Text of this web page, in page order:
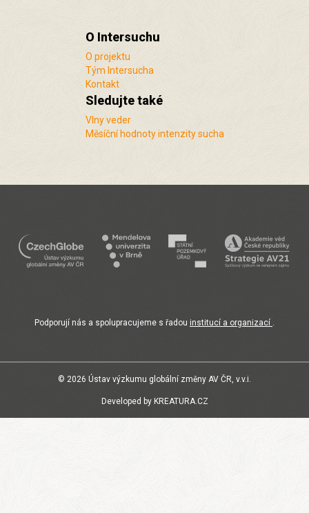
O Intersuchu
O projektu
Tým Intersucha
Kontakt
Sledujte také
Vlny veder
Měsíční hodnoty intenzity sucha
Podporují nás a spolupracujeme s řadou institucí a organizací
© 2026 Ústav výzkumu globální změny AV ČR, v.v.i.
Developed by KREATURA.CZ